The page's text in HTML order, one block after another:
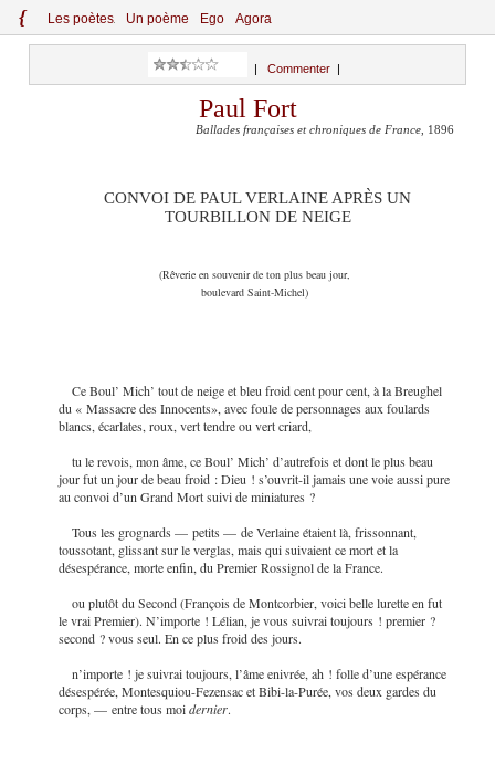
{ Les poètes Un poème Ego Agora
Commenter
Paul Fort
Ballades françaises et chroniques de France , 1896
CONVOI DE PAUL VERLAINE APRÈS UN
TOURBILLON DE NEIGE
(Rêverie en souvenir de ton plus beau jour,
boulevard Saint-Michel)
Ce Boul’ Mich’ tout de neige et bleu froid cent pour cent, à la Breughel
du « Massacre des Innocents», avec foule de personnages aux foulards
blancs, écarlates, roux, vert tendre ou vert criard,
tu le revois, mon âme, ce Boul’ Mich’ d’autrefois et dont le plus beau
jour fut un jour de beau froid : Dieu ! s’ouvrit-il jamais une voie aussi pure
au convoi d’un Grand Mort suivi de miniatures ?
Tous les grognards — petits — de Verlaine étaient là, frissonnant,
toussotant, glissant sur le verglas, mais qui suivaient ce mort et la
désespérance, morte enfin, du Premier Rossignol de la France.
ou plutôt du Second (François de Montcorbier, voici belle lurette en fut
le vrai Premier). N’importe ! Lélian, je vous suivrai toujours ! premier ?
second ? vous seul. En ce plus froid des jours.
n’importe ! je suivrai toujours, l’âme enivrée, ah ! folle d’une espérance
désespérée, Montesquiou-Fezensac et Bibi-la-Purée, vos deux gardes du
corps, — entre tous moidernier.